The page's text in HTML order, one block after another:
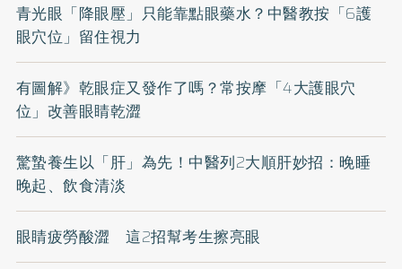
青光眼「降眼壓」只能靠點眼藥水？中醫教按「6護
眼穴位」留住視力
有圖解》乾眼症又發作了嗎？常按摩「4大護眼穴
位」改善眼睛乾澀
驚蟄養生以「肝」為先！中醫列2大順肝妙招：晚睡
晚起、飲食清淡
眼睛疲勞酸澀 這2招幫考生擦亮眼